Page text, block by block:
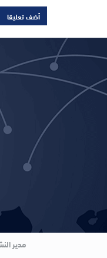
مدير